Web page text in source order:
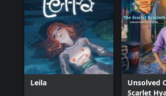
Leila
Unsolved
Scarlet